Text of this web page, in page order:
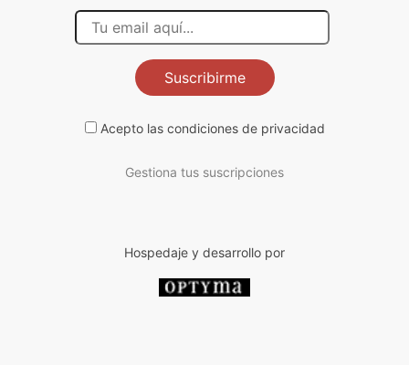
Suscribirme
Acepto las condiciones de privacidad
Gestiona tus suscripciones
Hospedaje y desarrollo por